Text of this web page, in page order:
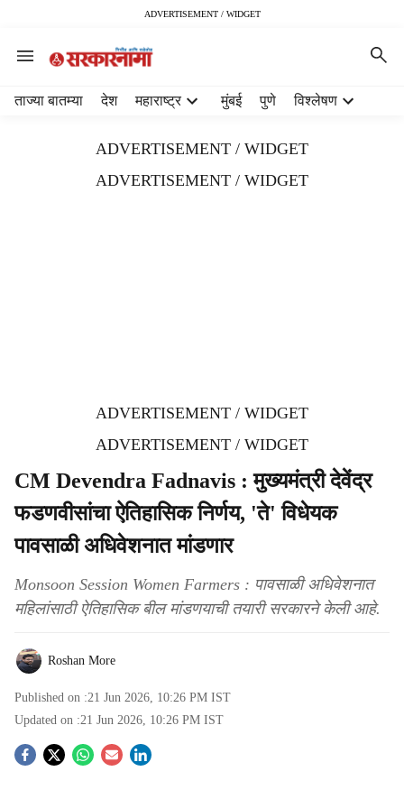
ADVERTISEMENT / WIDGET
ताज्या बातम्या देश महाराष्ट्र मुंबई पुणे विश्लेषण
ADVERTISEMENT / WIDGET
ADVERTISEMENT / WIDGET
ADVERTISEMENT / WIDGET
ADVERTISEMENT / WIDGET
CM Devendra Fadnavis : मुख्यमंत्री देवेंद्र
फडणवीसांचा ऐतिहासिक निर्णय, 'ते' विधेयक
पावसाळी अधिवेशनात मांडणार
Monsoon Session Women Farmers : पावसाळी अधिवेशनात
महिलांसाठी ऐतिहासिक बील मांडणयाची तयारी सरकारने केली आहे.
Roshan More
Published on :21 Jun 2026, 10:26 PM IST
Updated on :21 Jun 2026, 10:26 PM IST
S